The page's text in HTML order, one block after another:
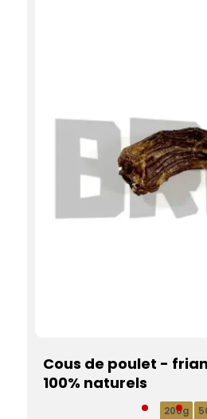
Cous de poulet -
100% naturels
200g